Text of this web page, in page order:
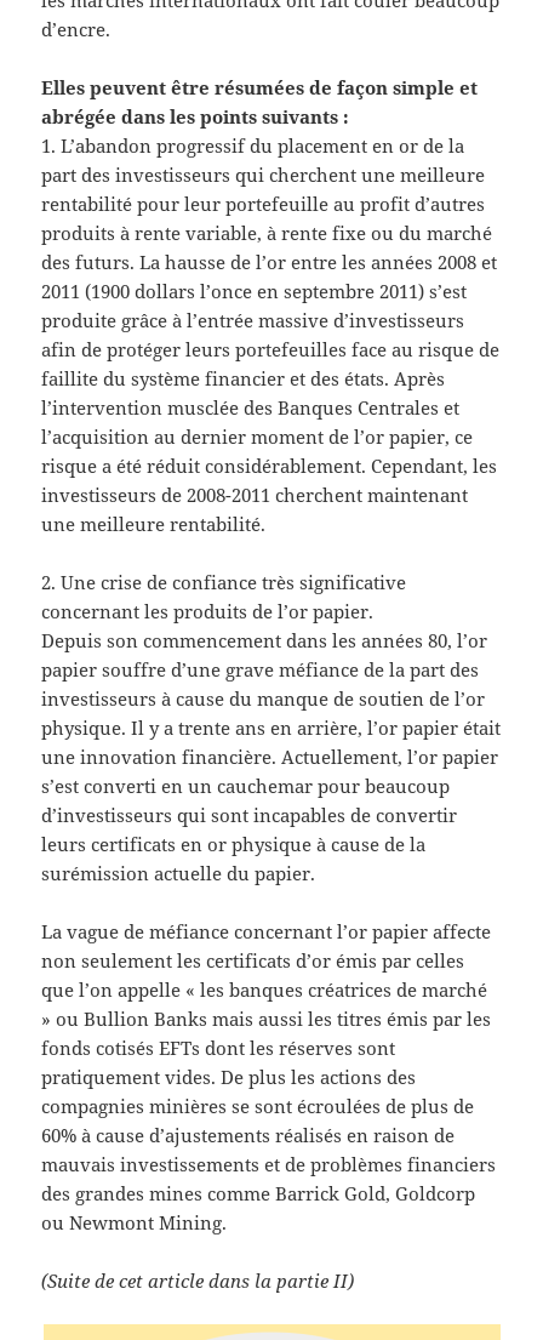
d’encre.
Elles peuvent être résumées de façon simple et
abrégée dans les points suivants :
1. L’abandon progressif du placement en or de la
part des investisseurs qui cherchent une meilleure
rentabilité pour leur portefeuille au profit d’autres
produits à rente variable, à rente fixe ou du marché
des futurs. La hausse de l’or entre les années 2008 et
2011 (1900 dollars l’once en septembre 2011) s’est
produite grâce à l’entrée massive d’investisseurs
afin de protéger leurs portefeuilles face au risque de
faillite du système financier et des états. Après
l’intervention musclée des Banques Centrales et
l’acquisition au dernier moment de l’or papier, ce
risque a été réduit considérablement. Cependant, les
investisseurs de 2008-2011 cherchent maintenant
une meilleure rentabilité.
2. Une crise de confiance très significative
concernant les produits de l’or papier.
Depuis son commencement dans les années 80, l’or
papier souffre d’une grave méfiance de la part des
investisseurs à cause du manque de soutien de l’or
physique. Il y a trente ans en arrière, l’or papier était
une innovation financière. Actuellement, l’or papier
s’est converti en un cauchemar pour beaucoup
d’investisseurs qui sont incapables de convertir
leurs certificats en or physique à cause de la
surémission actuelle du papier.
La vague de méfiance concernant l’or papier affecte
non seulement les certificats d’or émis par celles
que l’on appelle « les banques créatrices de marché
» ou Bullion Banks mais aussi les titres émis par les
fonds cotisés EFTs dont les réserves sont
pratiquement vides. De plus les actions des
compagnies minières se sont écroulées de plus de
60% à cause d’ajustements réalisés en raison de
mauvais investissements et de problèmes financiers
des grandes mines comme Barrick Gold, Goldcorp
ou Newmont Mining.
(Suite de cet article dans la partie II)